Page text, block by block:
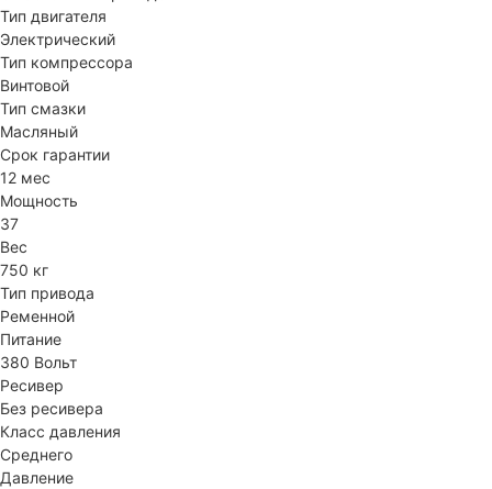
Тип двигателя
Электрический
Тип компрессора
Винтовой
Тип смазки
Масляный
Срок гарантии
12 мес
Мощность
37
Вес
750 кг
Тип привода
Ременной
Питание
380 Вольт
Ресивер
Без ресивера
Класс давления
Среднего
Давление